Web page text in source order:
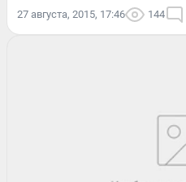
27 августа, 2015, 17:46 144